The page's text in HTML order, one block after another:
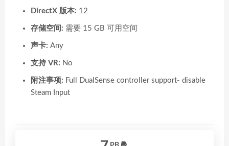
DirectX 版本: 12
存储空间: 需要 15 GB 可用空间
声卡: Any
支持 VR: No
附注事项: Full DualSense controller support- disable
Steam Input